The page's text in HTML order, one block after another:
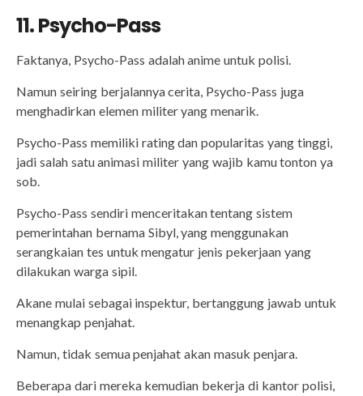
11. Psycho-Pass
Faktanya, Psycho-Pass adalah anime untuk polisi.
Namun seiring berjalannya cerita, Psycho-Pass juga
menghadirkan elemen militer yang menarik.
Psycho-Pass memiliki rating dan popularitas yang tinggi,
jadi salah satu animasi militer yang wajib kamu tonton ya
sob.
Psycho-Pass sendiri menceritakan tentang sistem
pemerintahan bernama Sibyl, yang menggunakan
serangkaian tes untuk mengatur jenis pekerjaan yang
dilakukan warga sipil.
Akane mulai sebagai inspektur, bertanggung jawab untuk
menangkap penjahat.
Namun, tidak semua penjahat akan masuk penjara.
Beberapa dari mereka kemudian bekerja di kantor polisi,